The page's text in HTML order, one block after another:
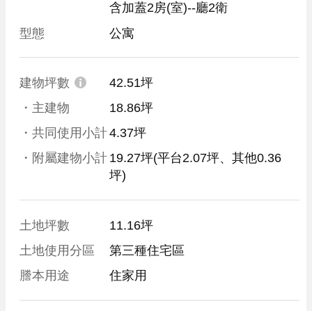
含加蓋2房(室)--廳2衛
型態
公寓
建物坪數
42.51坪
・主建物
18.86坪
・共同使用小計4.37坪
・附屬建物小計 19.27坪(平台2.07坪、其他0.36
坪)
土地坪數
11.16坪
土地使用分區
第三種住宅區
謄本用途
住家用